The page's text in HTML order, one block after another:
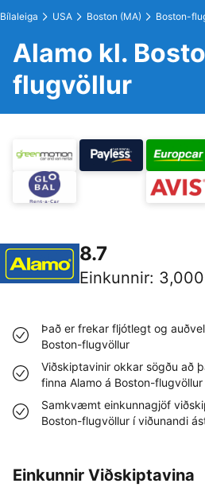
Bílaleiga USA Boston (MA) Boston-
Alamo kl.
flugvöllur
8.7
Einkunnir:
Það er frekar fljótlegt og
Boston-flugvöllur
Viðskiptavinir okkar sögðu að
finna Alamo á Boston-flugvöllur
Samkvæmt einkunnagjöf
Boston-flugvöllur í viðunandi
Einkunnir Viðskiptavina